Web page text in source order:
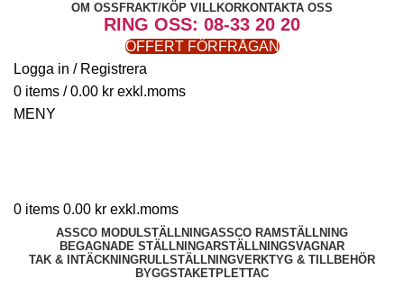
OM OSS FRAKT/KÖP VILLKORKONTAKTA OSS
RING OSS: 08-33 20 20
OFFERT FÖRFRÅGAN
Logga in / Registrera
0 items / 0.00 kr
MENY
0 items 0.00 kr
ASSCO MODULSTÄLLNINGASSCO RAMSTÄLLNING
BEGAGNADE STÄLLNINGARSTÄLLNINGSVAGNAR
TAK & INTÄCKNINGRULLSTÄLLNINGVERKTYG & TILLBEHÖR
BYGGSTAKETPLETTAC